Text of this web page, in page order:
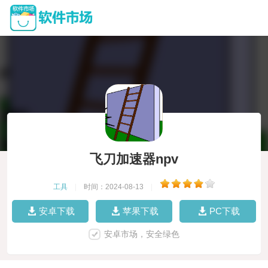
飞刀加速器npv
工具 时间：2024-08-13
安卓下载 苹果下载 PC下载
安卓市场，安全绿色